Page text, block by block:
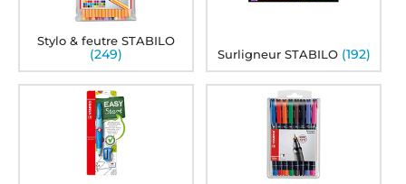
Stylo & feutre STABILO
(249) Surligneur STABILO (192)